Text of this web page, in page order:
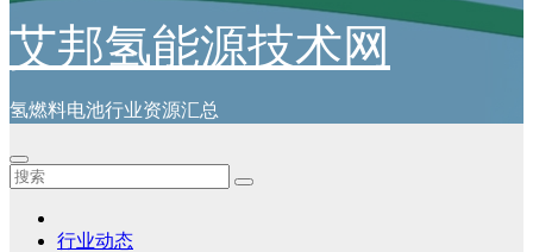
艾邦氢能源技术网
氢燃料电池行业资源汇总
行业动态